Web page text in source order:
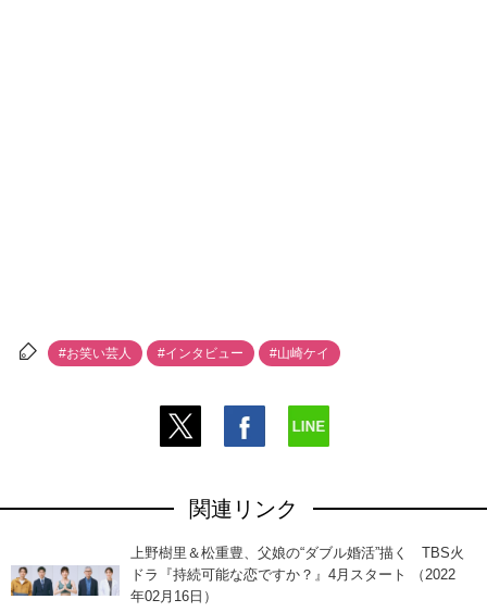
#お笑い芸人 #インタビュー #山崎ケイ
関連リンク
上野樹里＆松重豊、父娘の“ダブル婚活”描く TBS火
ドラ『持続可能な恋ですか？』4月スタート （2022
年02月16日）